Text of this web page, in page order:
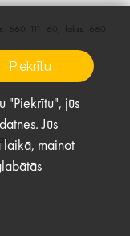
Piekrītu
"Piekrītu", jūs
Jūs
laikā, mainot
660 111 60; fakss. 660